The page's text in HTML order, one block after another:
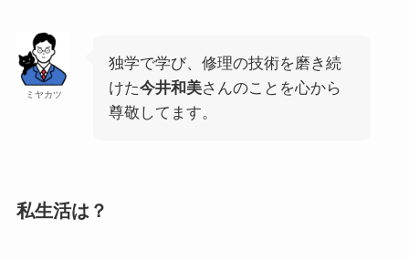
ミヤカツ
独学で学び、修理の技術を磨き続
けた今井和美さんのことを心から
尊敬してます。
私生活は？